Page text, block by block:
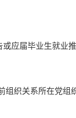
应届毕业生就业
织关系所在党组